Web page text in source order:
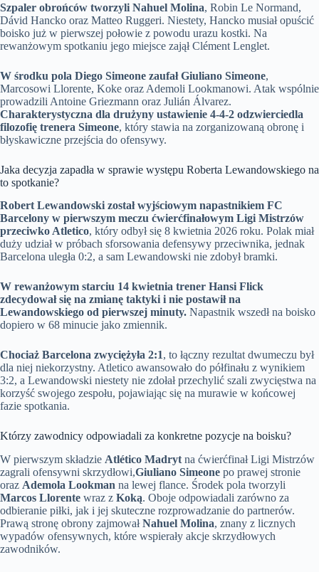
Szpaler obrońców tworzyli Nahuel Molina, Robin Le Normand,
Dávid Hancko oraz Matteo Ruggeri. Niestety, Hancko musiał opuścić
boisko już w pierwszej połowie z powodu urazu kostki. Na
rewanżowym spotkaniu jego miejsce zajął Clément Lenglet.
W środku pola Diego Simeone zaufał Giuliano Simeone,
Marcosowi Llorente, Koke oraz Ademoli Lookmanowi. Atak wspólnie
prowadzili Antoine Griezmann oraz Julián Álvarez.
Charakterystyczna dla drużyny ustawienie 4-4-2 odzwierciedla
filozofię trenera Simeone, który stawia na zorganizowaną obronę i
błyskawiczne przejścia do ofensywy.
Jaka decyzja zapadła w sprawie występu Roberta Lewandowskiego na
to spotkanie?
Robert Lewandowski został wyjściowym napastnikiem FC
Barcelony w pierwszym meczu ćwierćfinałowym Ligi Mistrzów
przeciwko Atletico, który odbył się 8 kwietnia 2026 roku. Polak miał
duży udział w próbach sforsowania defensywy przeciwnika, jednak
Barcelona uległa 0:2, a sam Lewandowski nie zdobył bramki.
W rewanżowym starciu 14 kwietnia trener Hansi Flick
zdecydował się na zmianę taktyki i nie postawił na
Lewandowskiego od pierwszej minuty. Napastnik wszedł na boisko
dopiero w 68 minucie jako zmiennik.
Chociaż Barcelona zwyciężyła 2:1, to łączny rezultat dwumeczu był
dla niej niekorzystny. Atletico awansowało do półfinału z wynikiem
3:2, a Lewandowski niestety nie zdołał przechylić szali zwycięstwa na
korzyść swojego zespołu, pojawiając się na murawie w końcowej
fazie spotkania.
Którzy zawodnicy odpowiadali za konkretne pozycje na boisku?
W pierwszym składzie Atlético Madryt na ćwierćfinał Ligi Mistrzów
zagrali ofensywni skrzydłowi,Giuliano Simeone po prawej stronie
oraz Ademola Lookman na lewej flance. Środek pola tworzyli
Marcos Llorente wraz z Koką. Oboje odpowiadali zarówno za
odbieranie piłki, jak i jej skuteczne rozprowadzanie do partnerów.
Prawą stronę obrony zajmowałNahuel Molina, znany z licznych
wypadów ofensywnych, które wspierały akcje skrzydłowych
zawodników.